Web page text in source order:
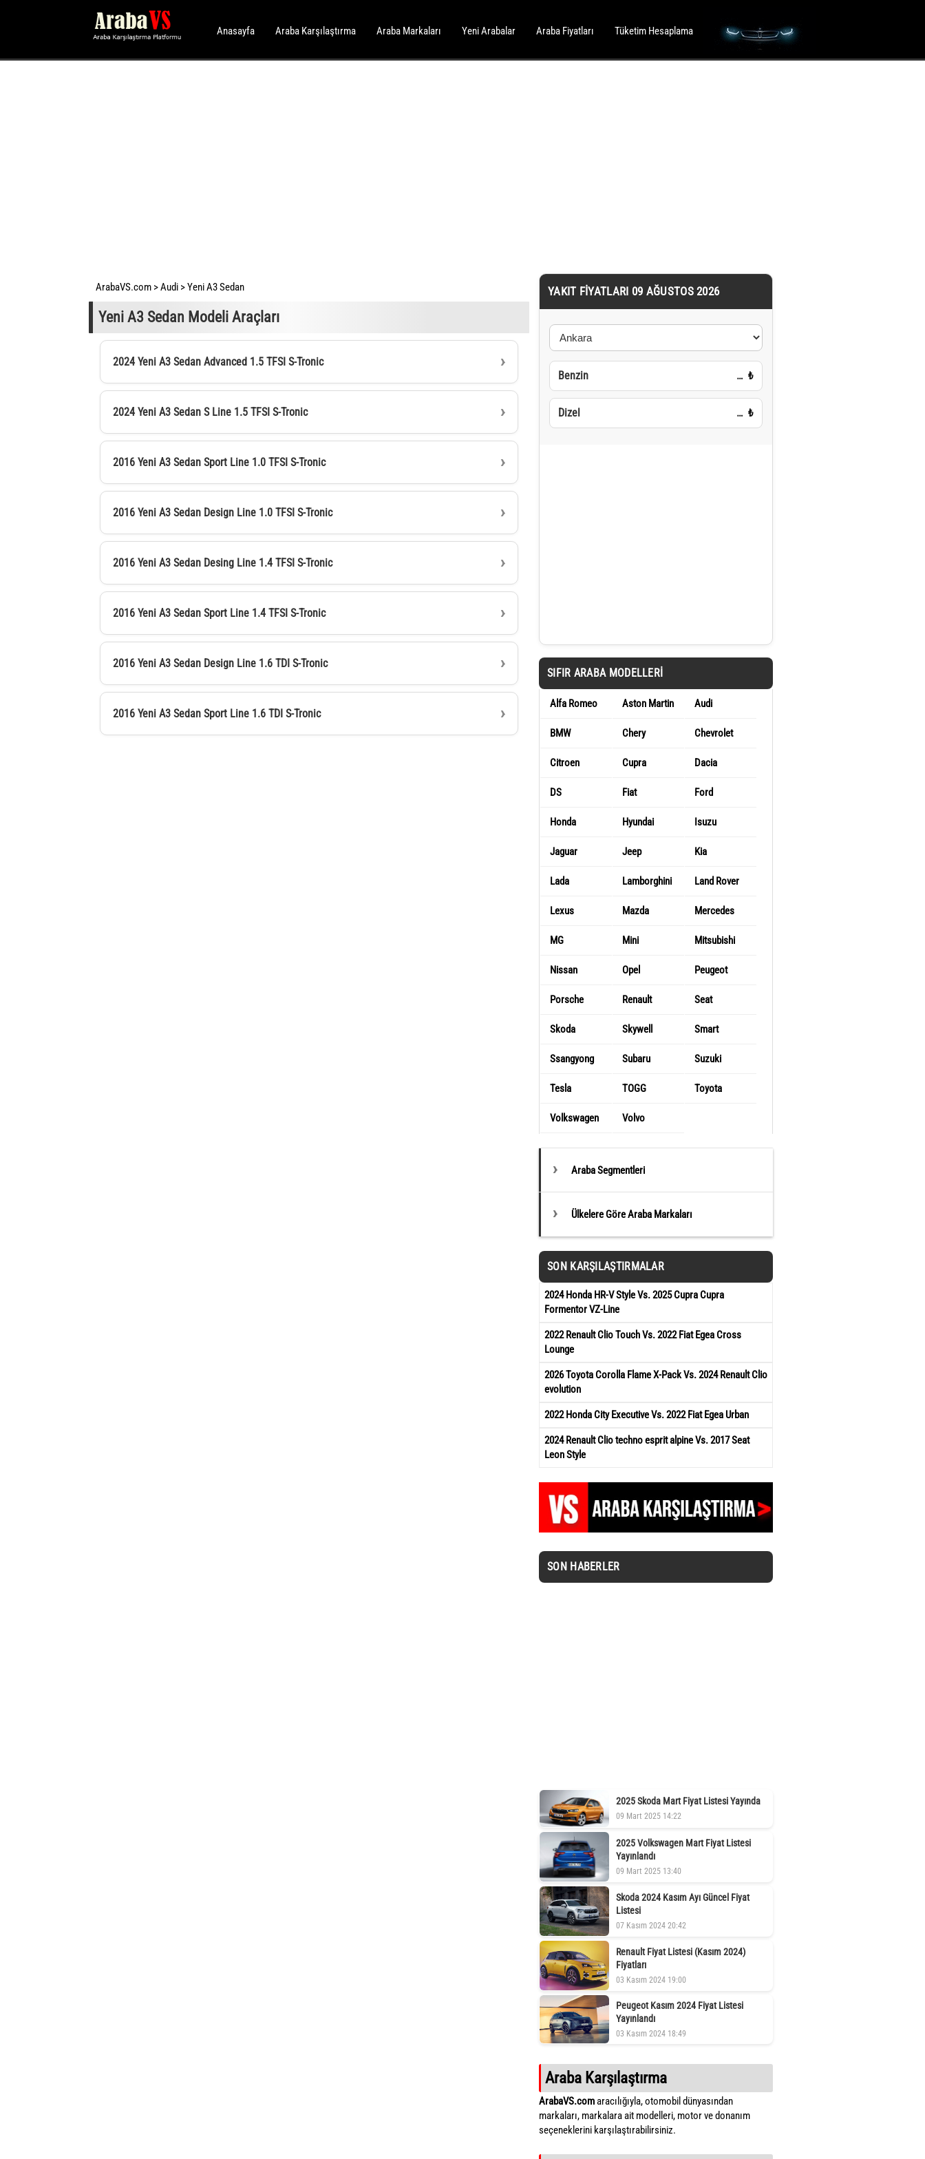
Anasayfa Araba Karşılaştırma Araba Markaları Yeni Arabalar Araba Fiyatları Tüketim Hesaplama
ArabaVS.com >Audi >Yeni A3 Sedan
Yeni A3 Sedan Modeli Araçları
2024 Yeni A3 Sedan Advanced 1.5 TFSI S-Tronic
2024 Yeni A3 Sedan S Line 1.5 TFSI S-Tronic
2016 Yeni A3 Sedan Sport Line 1.0 TFSI S-Tronic
2016 Yeni A3 Sedan Design Line 1.0 TFSI S-Tronic
2016 Yeni A3 Sedan Desing Line 1.4 TFSI S-Tronic
2016 Yeni A3 Sedan Sport Line 1.4 TFSI S-Tronic
2016 Yeni A3 Sedan Design Line 1.6 TDI S-Tronic
2016 Yeni A3 Sedan Sport Line 1.6 TDI S-Tronic
YAKIT FIYATLARI 09 AĞUSTOS 2026
Benzin … ₺
Dizel … ₺
SIFIR ARABA MODELLERI
Alfa Romeo Aston Martin Audi
BMW Chery Chevrolet
Citroen Cupra Dacia
DS Fiat Ford
Honda Hyundai Isuzu
Jaguar Jeep Kia
Lada Lamborghini Land Rover
Lexus Mazda Mercedes
MG Mini Mitsubishi
Nissan Opel Peugeot
Porsche Renault Seat
Skoda Skywell Smart
Ssangyong Subaru Suzuki
Tesla TOGG Toyota
Volkswagen Volvo
Araba Segmentleri
Ülkelere Göre Araba Markaları
SON KARŞILAŞTIRMALAR
2024 Honda HR-V Style Vs. 2025 Cupra Cupra
Formentor VZ-Line
2022 Renault Clio Touch Vs. 2022 Fiat Egea Cross
Lounge
2026 Toyota Corolla Flame X-Pack Vs. 2024 Renault Clio
evolution
2022 Honda City Executive Vs. 2022 Fiat Egea Urban
2024 Renault Clio techno esprit alpine Vs. 2017 Seat
Leon Style
SON HABERLER
2025 Skoda Mart Fiyat Listesi Yayında
09 Mart 2025 14:22
2025 Volkswagen Mart Fiyat Listesi
Yayınlandı
09 Mart 2025 13:40
Skoda 2024 Kasım Ayı Güncel Fiyat
Listesi
07 Kasım 2024 20:42
Renault Fiyat Listesi (Kasım 2024)
Fiyatları
03 Kasım 2024 19:00
Peugeot Kasım 2024 Fiyat Listesi
Yayınlandı
03 Kasım 2024 18:49
Araba Karşılaştırma
ArabaVS.comaracılığıyla, otomobil dünyasından
markaları, markalara ait modelleri, motor ve donanım
seçeneklerini karşılaştırabilirsiniz.